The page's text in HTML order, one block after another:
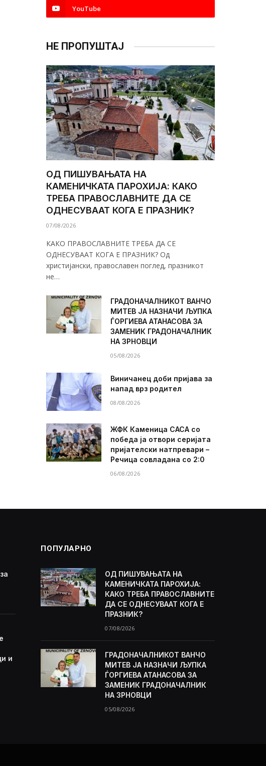
YouTube
НЕ ПРОПУШТАЈ
ОД ПИШУВАЊАТА НА
КАМЕНИЧКАТА ПАРОХИЈА: КАКО
ТРЕБА ПРАВОСЛАВНИТЕ ДА СЕ
ОДНЕСУВААТ КОГА Е ПРАЗНИК?
07/08/2026
КАКО ПРАВОСЛАВНИТЕ ТРЕБА ДА СЕ
ОДНЕСУВААТ КОГА Е ПРАЗНИК? Од
христијански, православен поглед, празникот
не…
ГРАДОНАЧАЛНИКОТ ВАНЧО
МИТЕВ ЈА НАЗНАЧИ ЉУПКА
ЃОРГИЕВА АТАНАСОВА ЗА
ЗАМЕНИК ГРАДОНАЧАЛНИК
НА ЗРНОВЦИ
05/08/2026
Виничанец доби пријава за
напад врз родител
08/08/2026
ЖФК Каменица САСА со
победа ја отвори серијата
пријателски натпревари –
Речица совладана со 2:0
06/08/2026
и
ПОПУЛАРНО
ОД ПИШУВАЊАТА НА
КАМЕНИЧКАТА ПАРОХИЈА:
КАКО ТРЕБА ПРАВОСЛАВНИТЕ
ДА СЕ ОДНЕСУВААТ КОГА Е
ПРАЗНИК?
07/08/2026
ГРАДОНАЧАЛНИКОТ ВАНЧО
МИТЕВ ЈА НАЗНАЧИ ЉУПКА
ЃОРГИЕВА АТАНАСОВА ЗА
ЗАМЕНИК ГРАДОНАЧАЛНИК
НА ЗРНОВЦИ
05/08/2026